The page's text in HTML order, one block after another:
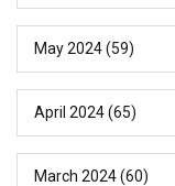
May 2024(59)
April 2024(65)
March 2024(60)